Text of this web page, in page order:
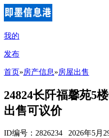
我的
发布
首页»房产信息»房屋出售
24824长阡福馨苑5
出售可议价
ID编号：2826234 2026年5月